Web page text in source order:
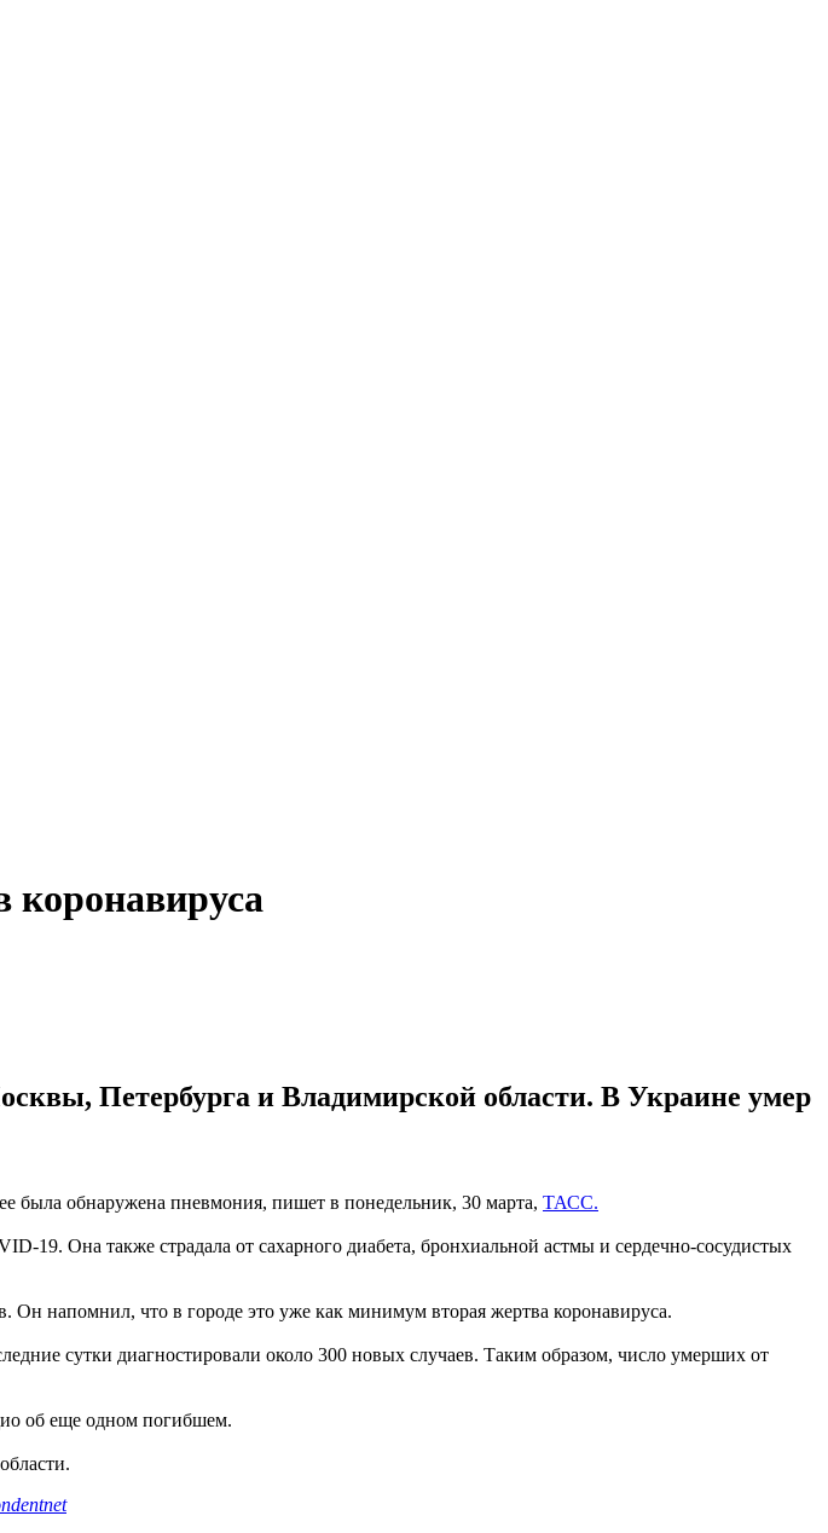
коронавируса
Петербурга и Владимирской области. В Украине умер
была обнаружена пневмония, пишет в понедельник, 30 марта, ТАСС.
Она также страдала от сахарного диабета, бронхиальной астмы и сердечно-сосудистых
Он напомнил, что в городе это уже как минимум вторая жертва коронавируса.
сутки диагностировали около 300 новых случаев. Таким образом, число умерших от
об еще одном погибшем.